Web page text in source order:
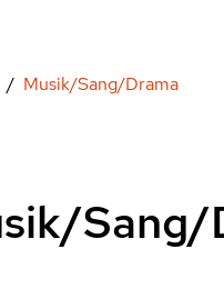
Musik/Sang/Drama
Sang/